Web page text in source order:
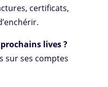
certificats,
lives ?
sur ses comptes